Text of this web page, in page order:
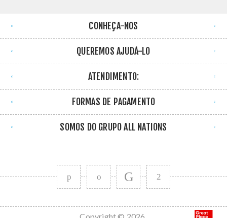
CONHEÇA-NOS
QUEREMOS AJUDÁ-LO
ATENDIMENTO:
FORMAS DE PAGAMENTO
SOMOS DO GRUPO ALL NATIONS